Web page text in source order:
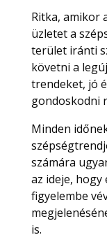
Ritka, amikor
üzletet a
terület iránti
követni a
trendeket, jó
gondoskodni
Minden
számára
az ideje, hogy
figyelembe
is.